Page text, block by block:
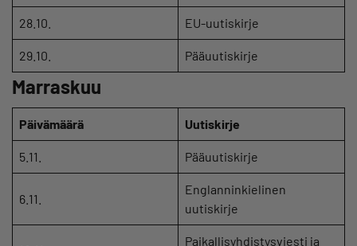
28.10. EU-uutiskirje
29.10. Pääuutiskirje
Marraskuu
Päivämäärä Uutiskirje
5.11. Pääuutiskirje
6.11.
Englanninkielinen
uutiskirje
Paikallisyhdistysviesti ja